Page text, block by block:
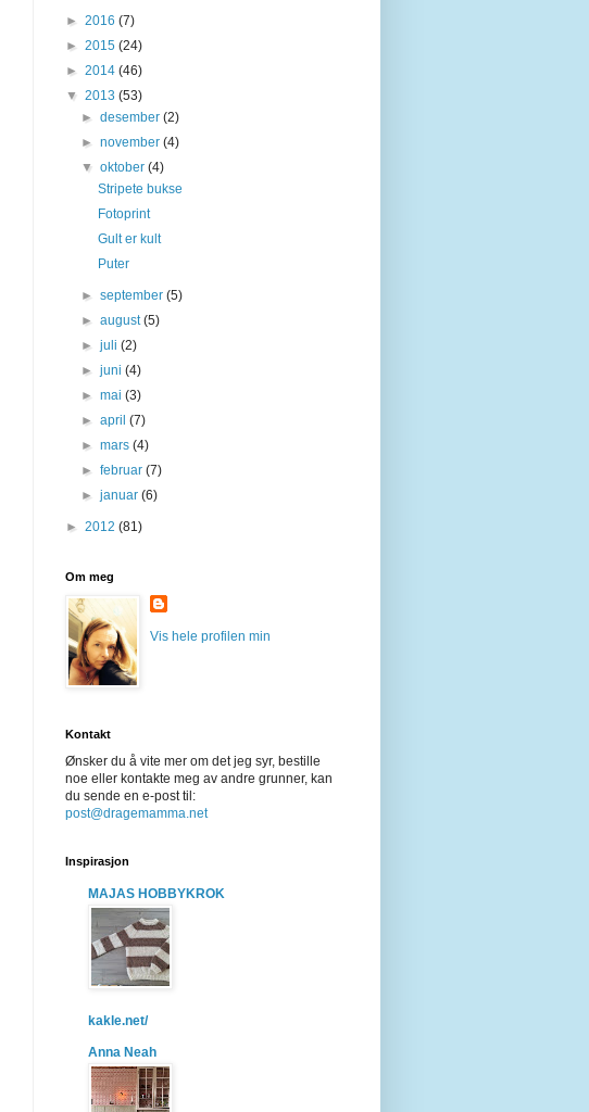
► 2016 (7)
► 2015 (24)
► 2014 (46)
▼ 2013 (53)
►desember(2)
►november(4)
▼oktober(4)
Stripete bukse
Fotoprint
Gult er kult
Puter
►september(5)
►august(5)
►juli(2)
►juni(4)
►mai(3)
►april(7)
►mars(4)
►februar(7)
►januar(6)
► 2012 (81)
Om meg
Vis hele profilen min
Kontakt
Ønsker du å vite mer om det jeg syr, bestille
noe eller kontakte meg av andre grunner, kan
du sende en e-post til:
post@dragemamma.net
Inspirasjon
MAJAS HOBBYKROK
kakle.net/
Anna Neah